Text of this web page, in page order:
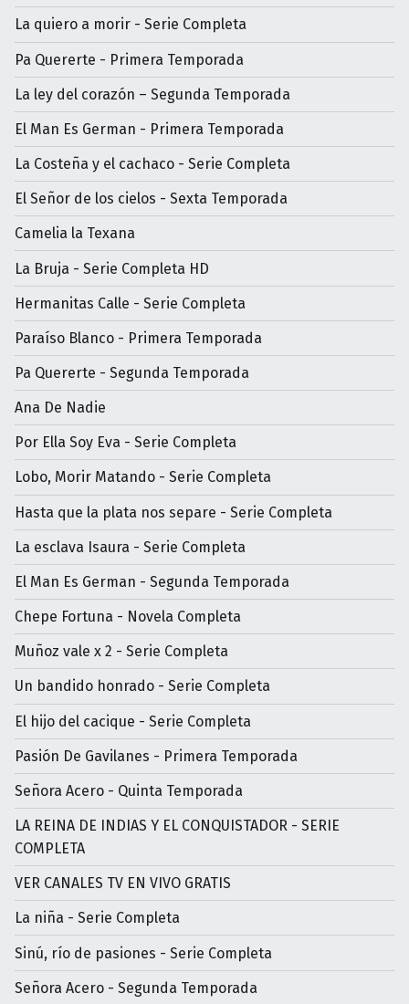
La quiero a morir - Serie Completa
Pa Quererte - Primera Temporada
La ley del corazón – Segunda Temporada
El Man Es German - Primera Temporada
La Costeña y el cachaco - Serie Completa
El Señor de los cielos - Sexta Temporada
Camelia la Texana
La Bruja - Serie Completa HD
Hermanitas Calle - Serie Completa
Paraíso Blanco - Primera Temporada
Pa Quererte - Segunda Temporada
Ana De Nadie
Por Ella Soy Eva - Serie Completa
Lobo, Morir Matando - Serie Completa
Hasta que la plata nos separe - Serie Completa
La esclava Isaura - Serie Completa
El Man Es German - Segunda Temporada
Chepe Fortuna - Novela Completa
Muñoz vale x 2 - Serie Completa
Un bandido honrado - Serie Completa
El hijo del cacique - Serie Completa
Pasión De Gavilanes - Primera Temporada
Señora Acero - Quinta Temporada
LA REINA DE INDIAS Y EL CONQUISTADOR - SERIE
COMPLETA
VER CANALES TV EN VIVO GRATIS
La niña - Serie Completa
Sinú, río de pasiones - Serie Completa
Señora Acero - Segunda Temporada